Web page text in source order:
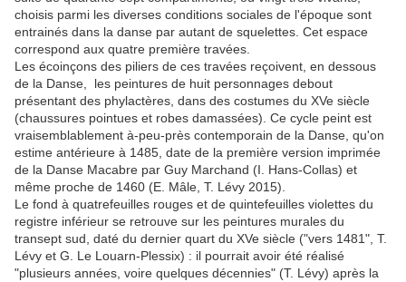
choisis parmi les diverses conditions sociales de l'époque sont
entrainés dans la danse par autant de squelettes. Cet espace
correspond aux quatre première travées.
Les écoinçons des piliers de ces travées reçoivent, en dessous
de la Danse, les peintures de huit personnages debout
présentant des phylactères, dans des costumes du XVe siècle
(chaussures pointues et robes damassées). Ce cycle peint est
vraisemblablement à-peu-près contemporain de la Danse, qu'on
estime antérieure à 1485, date de la première version imprimée
de la Danse Macabre par Guy Marchand (I. Hans-Collas) et
même proche de 1460 (E. Mâle, T. Lévy 2015).
Le fond à quatrefeuilles rouges et de quintefeuilles violettes du
registre inférieur se retrouve sur les peintures murales du
transept sud, daté du dernier quart du XVe siècle ("vers 1481", T.
Lévy et G. Le Louarn-Plessix) : il pourrait avoir été réalisé
"plusieurs années, voire quelques décennies" (T. Lévy) après la